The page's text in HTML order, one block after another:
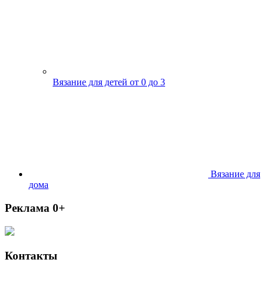
Вязание для детей от 0 до 3
Вязание для
дома
Реклама 0+
Контакты